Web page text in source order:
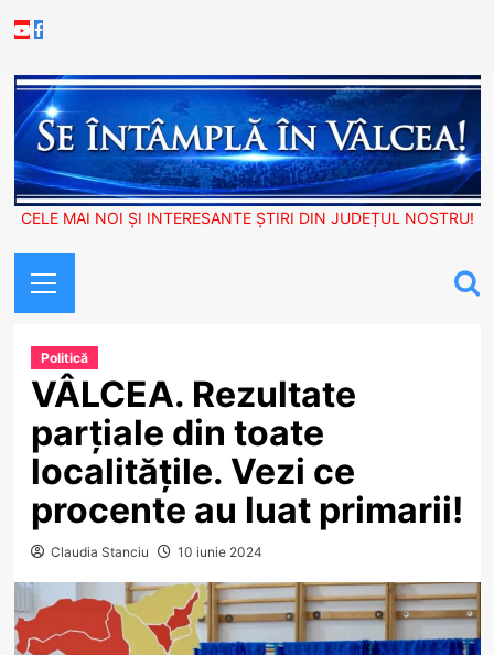
to
Youtube
Facebook
CELE MAI NOI ȘI INTERESANTE ȘTIRI DIN JUDEȚUL NOSTRU!
Menu
Politică
VÂLCEA. Rezultate
parțiale din toate
localitățile. Vezi ce
procente au luat primarii!
Claudia Stanciu 10 iunie 2024